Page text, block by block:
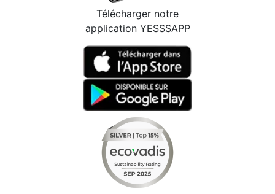
Télécharger notre
application YESSSAPP